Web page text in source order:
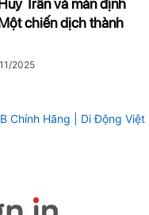
Trần và màn định
chiến dịch thành
2025